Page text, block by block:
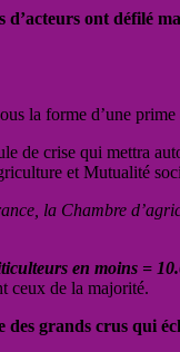
d’acteurs ont défilé
la forme d’une prime
de crise qui mettra
et Mutualité
la Chambre
en moins =
ceux de la majorité.
des grands crus qui